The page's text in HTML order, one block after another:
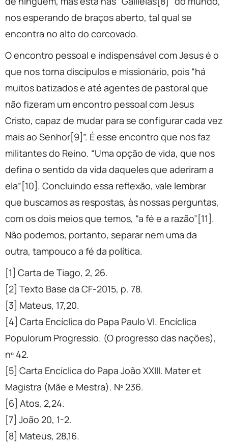
nos esperando de braços aberto, tal qual se
encontra no alto do corcovado.
O encontro pessoal e indispensável com Jesus é o
que nos torna discípulos e missionário, pois “há
muitos batizados e até agentes de pastoral que
não fizeram um encontro pessoal com Jesus
Cristo, capaz de mudar para se configurar cada vez
mais ao Senhor[9]”. É esse encontro que nos faz
militantes do Reino. “Uma opção de vida, que nos
defina o sentido da vida daqueles que aderiram a
ela”[10]. Concluindo essa reflexão, vale lembrar
que buscamos as respostas, às nossas perguntas,
com os dois meios que temos, “a fé e a razão”[11].
Não podemos, portanto, separar nem uma da
outra, tampouco a fé da política.
[1] Carta de Tiago, 2, 26.
[2] Texto Base da CF-2015, p. 78.
[3] Mateus, 17,20.
[4] Carta Encíclica do Papa Paulo VI. Encíclica
Populorum Progressio. (O progresso das nações),
nº 42.
[5] Carta Encíclica do Papa João XXIII. Mater et
Magistra (Mãe e Mestra). Nº 236.
[6] Atos, 2,24.
[7] João 20, 1-2.
[8] Mateus, 28,16.